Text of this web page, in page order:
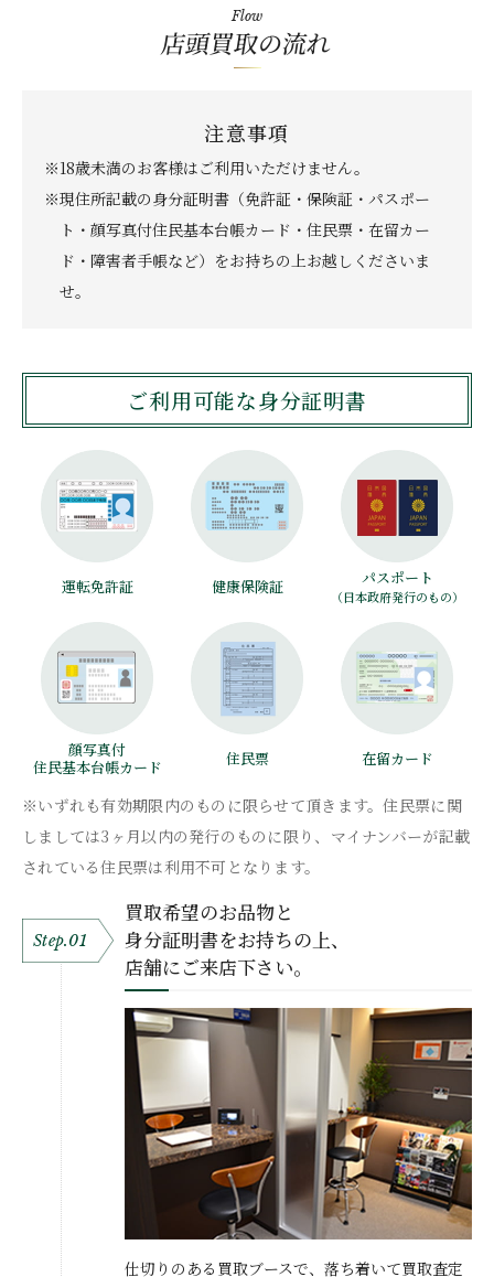
Flow
店頭買取の流れ
注意事項
※18歳未満のお客様はご利用いただけません。
※現住所記載の身分証明書（免許証・保険証・パスポー
ト・顔写真付住民基本台帳カード・住民票・在留カー
ド・障害者手帳など）をお持ちの上お越しくださいま
せ。
ご利用可能な身分証明書
運転免許証 健康保険証 パスポート
（日本政府発行のもの）
顔写真付
住民基本台帳カード
住民票 在留カード
※いずれも有効期限内のものに限らせて頂きます。住民票に関
しましては3ヶ月以内の発行のものに限り、マイナンバーが記載
されている住民票は利用不可となります。
Step.01
買取希望のお品物と
身分証明書をお持ちの上、
店舗にご来店下さい。
仕切りのある買取ブースで、落ち着いて買取査定